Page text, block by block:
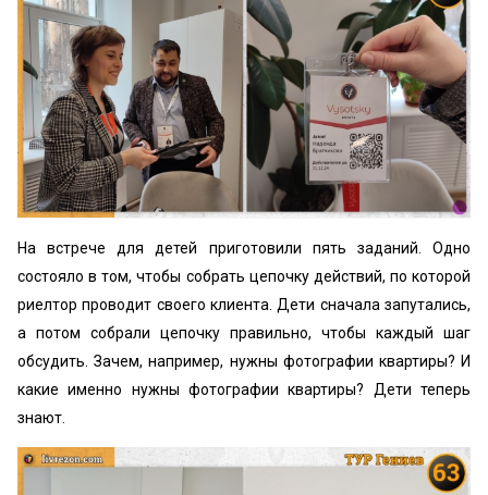
На встрече для детей приготовили пять заданий. Одно
состояло в том, чтобы собрать цепочку действий, по которой
риелтор проводит своего клиента. Дети сначала запутались,
а потом собрали цепочку правильно, чтобы каждый шаг
обсудить. Зачем, например, нужны фотографии квартиры? И
какие именно нужны фотографии квартиры? Дети теперь
знают.